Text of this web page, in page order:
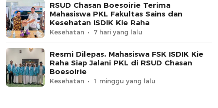
RSUD Chasan Boesoirie Terima
Mahasiswa PKL Fakultas Sains dan
Kesehatan ISDIK Kie Raha
Kesehatan 7 hari yang lalu
Resmi Dilepas, Mahasiswa FSK ISDIK Kie
Raha Siap Jalani PKL di RSUD Chasan
Boesoirie
Kesehatan 1 minggu yang lalu